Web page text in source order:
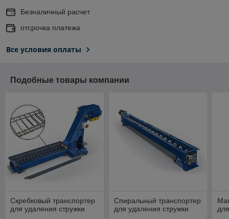
Безналичный расчет
отсрочка платежа
Все условия оплаты
Подобные товары компании
Скребковый транспортер
для удаления стружки
Спиральный транспортер
для удаления стружки